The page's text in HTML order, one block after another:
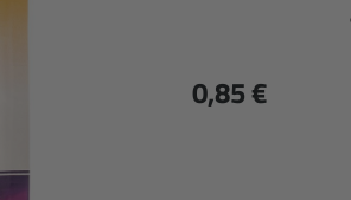
0,85 €